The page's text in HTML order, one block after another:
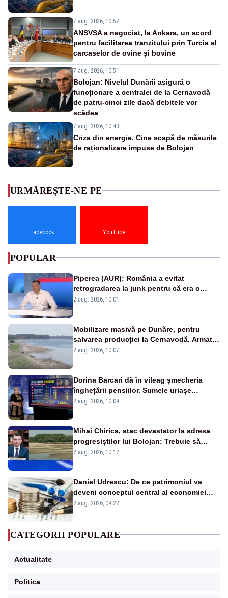
7 aug. 2026, 10:57
ANSVSA a negociat, la Ankara, un acord
pentru facilitarea tranzitului prin Turcia al
carcaselor de ovine și bovine
7 aug. 2026, 10:51
Bolojan: Nivelul Dunării asigură o
funcționare a centralei de la Cernavodă
de patru-cinci zile dacă debitele vor
scădea
7 aug. 2026, 10:43
Criza din energie. Cine scapă de măsurile
de raționalizare impuse de Bolojan
URMĂREȘTE-NE PE
Facebook YouTube
POPULAR
Piperea (AUR): România a evitat
retrogradarea la junk pentru că era o
catastrofă pentru bănci și fondurile de
2 aug. 2026, 10:01
Mobilizare masivă pe Dunăre, pentru
salvarea producției la Cernavodă. Armata
va detona o stâncă și va devia apa
2 aug. 2026, 10:07
Dorina Barcari dă în vileag șmecheria
înghețării pensiilor. Sumele uriașe
pierdute de fiecare român
2 aug. 2026, 10:09
Mihai Chirica, atac devastator la adresa
progresiștilor lui Bolojan: Trebuie să
protejăm și natura, dar nu șținem omaneii
2 aug. 2026, 10:12
Daniel Udrescu: De ce patrimoniul va
deveni conceptul central al economiei
viitoare?
2 aug. 2026, 09:22
CATEGORII POPULARE
Actualitate
Politica